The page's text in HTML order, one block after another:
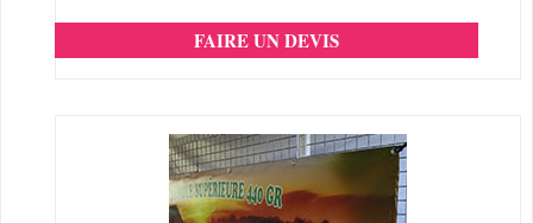
FAIRE UN DEVIS